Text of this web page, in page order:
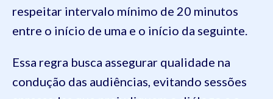
respeitar intervalo mínimo de 20 minutos
entre o início de uma e o início da seguinte.
Essa regra busca assegurar qualidade na
condução das audiências, evitando sessões